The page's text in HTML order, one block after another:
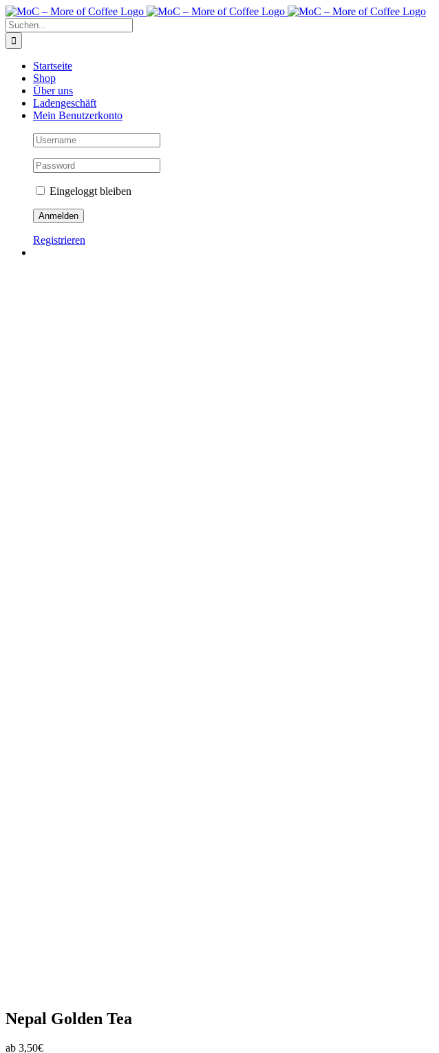
Zum
Inhalt
springen
Suche
nach:
Startseite
Shop
Über uns
Ladengeschäft
Mein Benutzerkonto
Eingeloggt bleiben
Registrieren
Nepal Golden Tea
ab 3,50€